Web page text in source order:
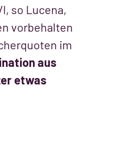
so Lucena,
vorbehalten
im
aus
etwas